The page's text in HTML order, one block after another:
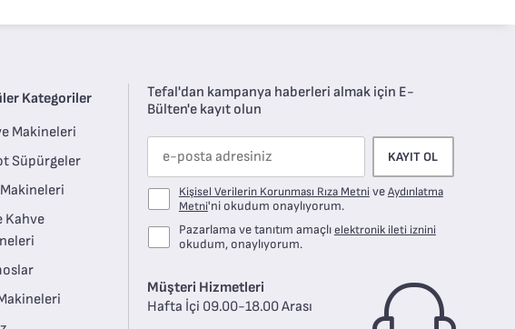
Kategoriler
Makineleri
Süpürgeler
Kahve
Tefal'dan kampanya haberleri almak için E-
Bülten'e kayıt olun
KAYIT OL
Kişisel Verilerin Korunması Rıza MetniveAydınlatma
Metni'ni okudum onaylıyorum.
Pazarlama ve tanıtım amaçlıelektronik ileti iznini
okudum, onaylıyorum.
Müşteri Hizmetleri
Hafta İçi 09.00-18.00 Arası